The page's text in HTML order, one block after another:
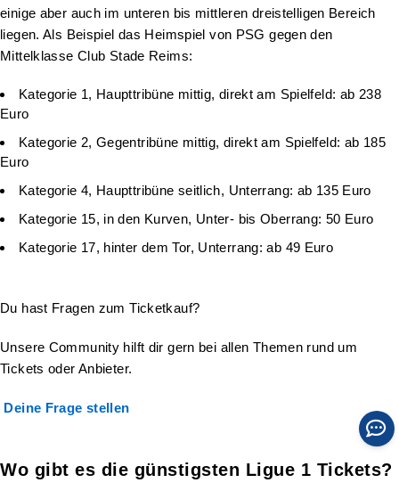
einige aber auch im unteren bis mittleren dreistelligen Bereich
liegen. Als Beispiel das Heimspiel von PSG gegen den
Mittelklasse Club Stade Reims:
Kategorie 1, Haupttribüne mittig, direkt am Spielfeld: ab 238
Euro
Kategorie 2, Gegentribüne mittig, direkt am Spielfeld: ab 185
Euro
Kategorie 4, Haupttribüne seitlich, Unterrang: ab 135 Euro
Kategorie 15, in den Kurven, Unter- bis Oberrang: 50 Euro
Kategorie 17, hinter dem Tor, Unterrang: ab 49 Euro
Du hast Fragen zum Ticketkauf?
Unsere Community hilft dir gern bei allen Themen rund um
Tickets oder Anbieter.
Deine Frage stellen
Wo gibt es die günstigsten Ligue 1 Tickets?